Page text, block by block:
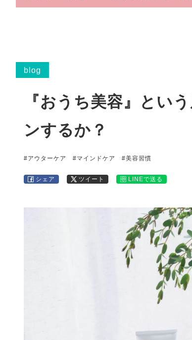
blog
『おうち美容』とい
ンするか？
#アウターケア #マインドケア #美容習慣
シェア ツイート LINEで送る